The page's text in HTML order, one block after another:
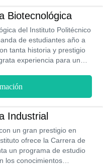
de la carrera. Tiene
Biotecnológica
del Instituto Politécnico
de estudiantes año a
tanta historia y prestigio
experiencia para un
semestral voluntario
tiene una malla curricular
8 semestres, con materias
previo del estudiante. Por
es bastante sencillo de
Su modalidad de
Industrial
un gran prestigio en
ofrece la Carrera de
un programa de estudio
los conocimientos